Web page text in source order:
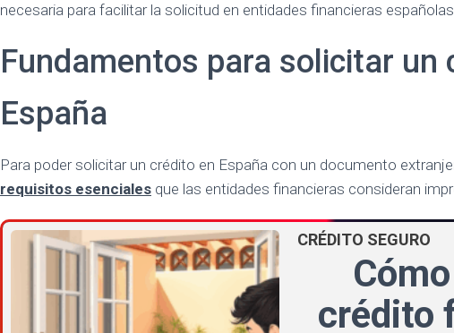
necesaria para facilitar la solicitud en entidades financieras
Fundamentos para solicitar un
España
Para poder solicitar un crédito en España con un documento
requisitos esenciales que las entidades financieras consideran
CRÉDITO SEGURO
crédito